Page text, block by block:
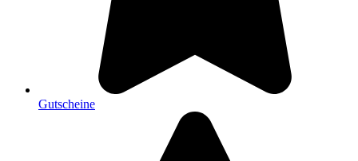
Gutscheine